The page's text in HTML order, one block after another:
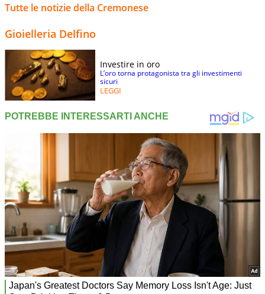
Tutte le notizie della Cremonese
Gioielleria Delfino
Investire in oro
L’oro torna protagonista tra gli investimenti
sicuri
LEGGI